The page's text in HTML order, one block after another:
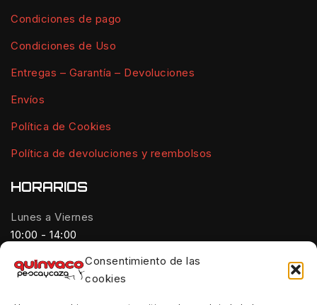
Consentimiento de las
cookies
Condiciones de pago
Condiciones de Uso
Entregas – Garantía – Devoluciones
Envíos
Política de Cookies
Política de devoluciones y reembolsos
HORARIOS
Lunes a Viernes
10:00 - 14:00
Tardes:
18:00 - 21:00